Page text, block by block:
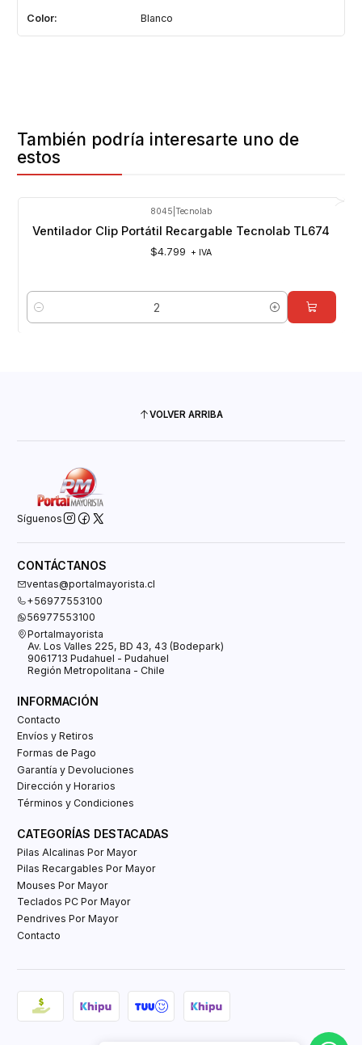
Color: Blanco
También podría interesarte uno de
estos
8045 Tecnolab
Ventilador Clip Portátil Recargable Tecnolab TL674
$4.799 + IVA
Cantidad
VOLVER ARRIBA
Síguenos
CONTÁCTANOS
ventas@portalmayorista.cl
+56977553100
56977553100
Portalmayorista
Av. Los Valles 225, BD 43, 43 (Bodepark)
9061713 Pudahuel - Pudahuel
Región Metropolitana - Chile
INFORMACIÓN
Contacto
Envíos y Retiros
Formas de Pago
Garantía y Devoluciones
Dirección y Horarios
Términos y Condiciones
CATEGORÍAS DESTACADAS
Pilas Alcalinas Por Mayor
Pilas Recargables Por Mayor
Mouses Por Mayor
Teclados PC Por Mayor
Pendrives Por Mayor
Contacto